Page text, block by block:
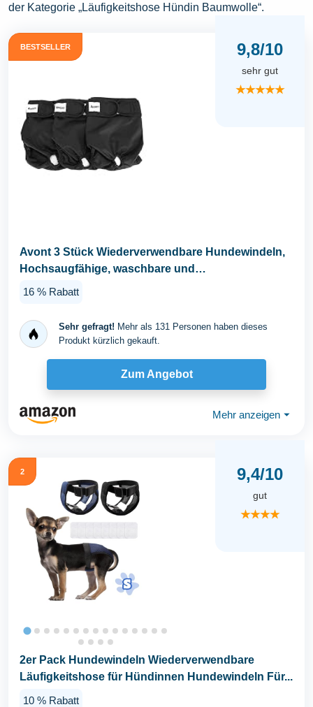
der Kategorie „Läufigkeitshose Hündin Baumwolle“.
BESTSELLER 9,8/10
sehr gut
★★★★★
Avont 3 Stück Wiederverwendbare Hundewindeln,
Hochsaugfähige, waschbare und
umweltfreundliche...
16 % Rabatt
Sehr gefragt! Mehr als 131 Personen haben dieses
Produkt kürzlich gekauft.
Zum Angebot
Mehr anzeigen ⏷
2 9,4/10
gut
★★★★
2er Pack Hundewindeln Wiederverwendbare
Läufigkeitshose für Hündinnen Hundewindeln Für...
10 % Rabatt